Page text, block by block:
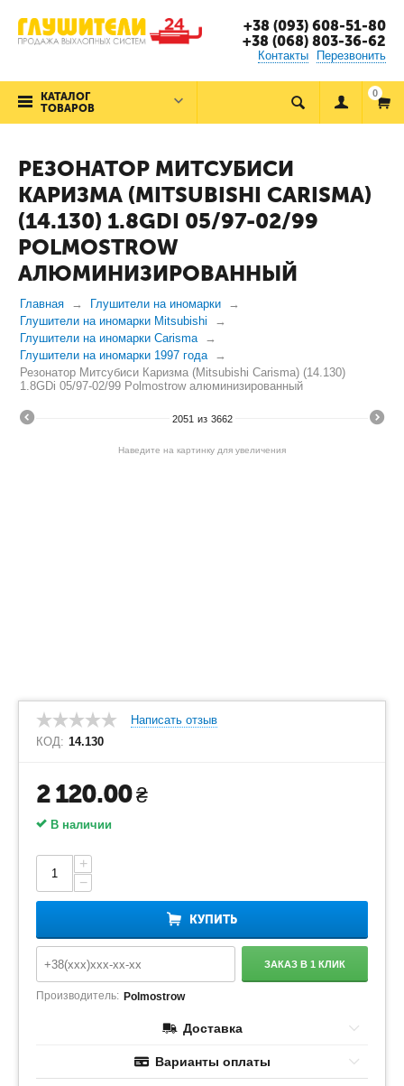
+38 (093) 608-51-80
+38 (068) 803-36-62
Контакты Перезвонить
КАТАЛОГ
ТОВАРОВ
0
РЕЗОНАТОР МИТСУБИСИ
КАРИЗМА (MITSUBISHI CARISMA)
(14.130) 1.8GDI 05/97-02/99
POLMOSTROW
АЛЮМИНИЗИРОВАННЫЙ
Главная
Глушители на иномарки
Глушители на иномарки Mitsubishi
Глушители на иномарки Carisma
Глушители на иномарки 1997 года
Резонатор Митсубиси Каризма (Mitsubishi Carisma) (14.130)
1.8GDi 05/97-02/99 Polmostrow алюминизированный
2051 из 3662
Наведите на картинку для увеличения
Написать отзыв
КОД: 14.130
2 120.00₴
В наличии
+
−
КУПИТЬ
ЗАКАЗ В 1 КЛИК
Производитель: Polmostrow
Доставка
Варианты оплаты